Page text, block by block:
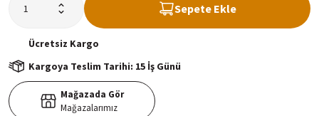
Sepete Ekle
Ücretsiz Kargo
Kargoya Teslim Tarihi: 15 İş Günü
Mağazada Gör
Mağazalarımız